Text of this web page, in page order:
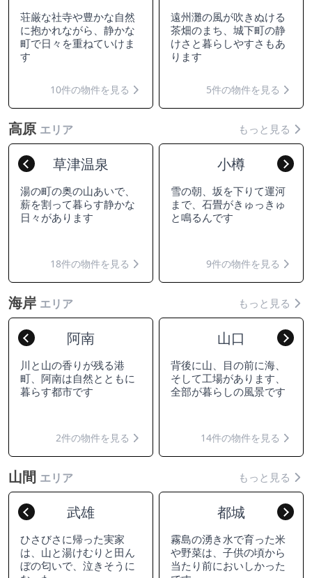
荘厳な社寺や豊かな自然
に抱かれながら、静かな
町で日々を重ねていけま
す
10件の物件を見る
遠州灘の風が吹きぬける
茶畑のまち、城下町の静
けさと暮らしやすさもあ
ります
5件の物件を見る
高原 エリア もっと見る
Previous
草津温泉
湯の町の奥の山あいで、
薪を割って暮らす静かな
日々があります
18件の物件を見る
小樽
雪の朝、坂を下りて運河
まで、石畳がきゅっきゅ
と鳴るんです
9件の物件を見る
海岸 エリア もっと見る
Previous阿南
川と山の香りが残る港
町、阿南は自然とともに
暮らす都市です
2件の物件を見る
山口
背後に山、目の前に海、
そして工場があります、
全部が暮らしの風景です
14件の物件を見る
山間 エリア もっと見る
Previous武雄
ひさびさに帰った実家
は、山と湯けむりと田ん
ぼの匂いで、泣きそうに
都城
霧島の湧き水で育った米
や野菜は、子供の頃から
当たり前においしかった